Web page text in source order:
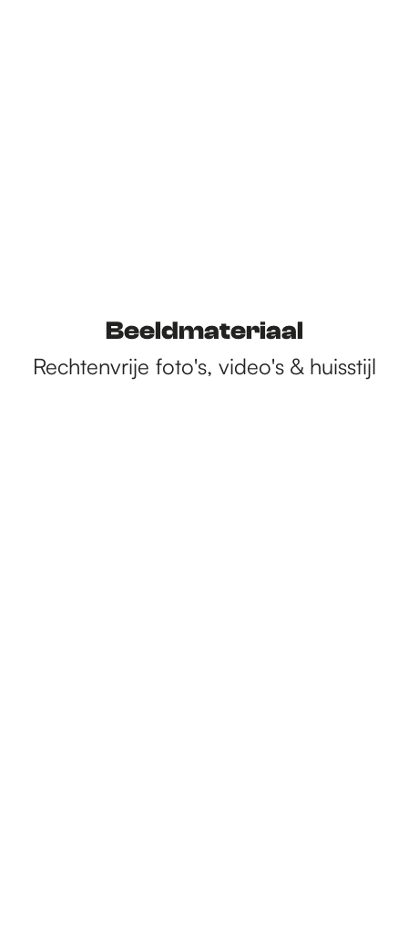
Beeldmateriaal
Rechtenvrije foto's, video's & huisstijl